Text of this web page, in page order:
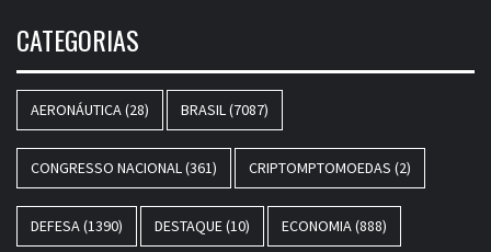
CATEGORIAS
AERONÁUTICA(28) BRASIL(7087)
CONGRESSO NACIONAL(361) CRIPTOMPTOMOEDAS (2)
DEFESA(1390) DESTAQUE(10) ECONOMIA(888)